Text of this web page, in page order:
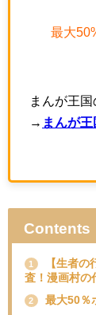
最大
まんが王
→ まんが
Contents
1
【生者の
査！漫画村の
2 最大50％